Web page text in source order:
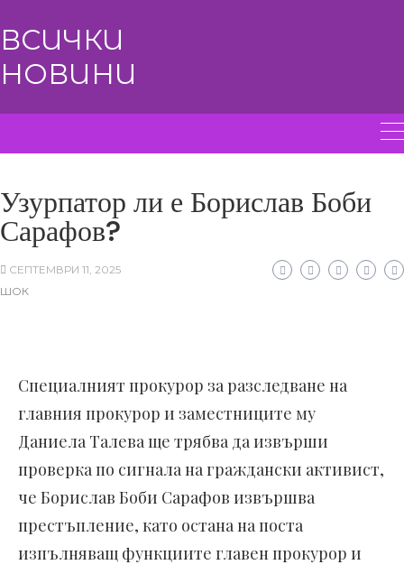
to
content
ВСИЧКИ
НОВИНИ
Узурпатор ли е Борислав Боби
Сарафов?
СЕПТЕМВРИ 11, 2025
ШОК
Специалният прокурор за разследване на
главния прокурор и заместниците му
Даниела Талева ще трябва да извърши
проверка по сигнала на граждански активист,
че Борислав Боби Сарафов извършва
престъпление, като остана на поста
изпълняващ функциите главен прокурор и